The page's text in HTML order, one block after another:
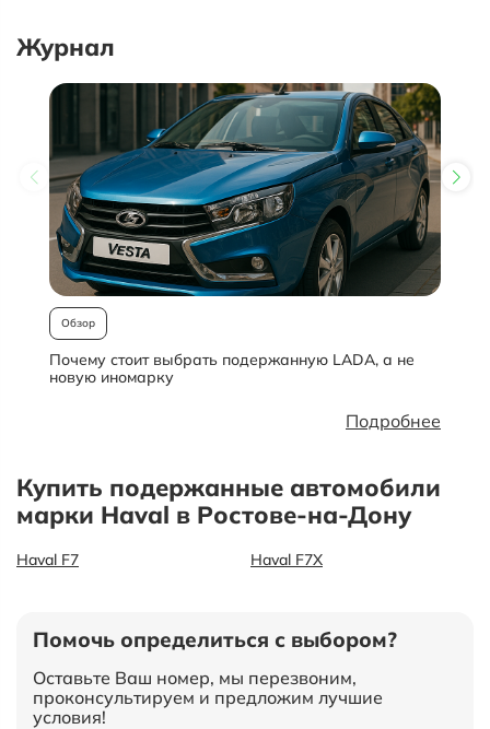
Журнал
Обзор
Почему стоит выбрать подержанную LADA, а не
новую иномарку
Подробнее
Купить подержанные автомобили
марки Haval в Ростове-на-Дону
Haval F7 Haval F7X
Помочь определиться с выбором?
Оставьте Ваш номер, мы перезвоним,
проконсультируем и предложим лучшие
условия!